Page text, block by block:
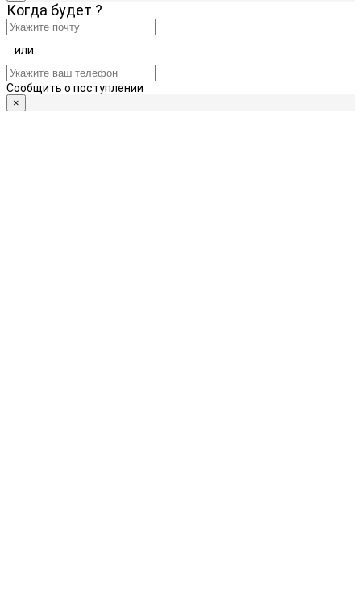
Когда будет ?
или
Сообщить о поступлении
×